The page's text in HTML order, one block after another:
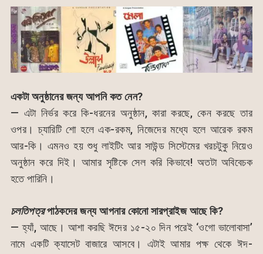
একটা অনুষ্ঠানের জন্য আপনি কত নেন?
— এটা নির্ভর করে কি-ধরনের অনুষ্ঠান, কারা করছে, কেন করছে তার
ওপর। চ্যারিটি শো হলে এক-রকম, নিজেদের মধ্যে হলে আরেক রকম
আর-কি। এমনও হয় শুধু লাইটিং আর সাউন্ড সিস্টেমের খরচটুকু নিয়েও
অনুষ্ঠান করে দিই। আমার সৃষ্টিকে সেল করি কিভাবে! অতটা অবিবেচক
হতে পারিনি।
চলতিপত্রপাঠকদের জন্য আপনার কোনো সারপ্রাইজ আছে কি?
— হ্যাঁ, আছে। আশা করছি ঈদের ১৫-২০ দিন পরেই ‘ওগো ভালোবাসা’
নামে একটি ক্যাসেট বাজারে আসবে। এটাই আমার পক্ষ থেকে ঈদ-